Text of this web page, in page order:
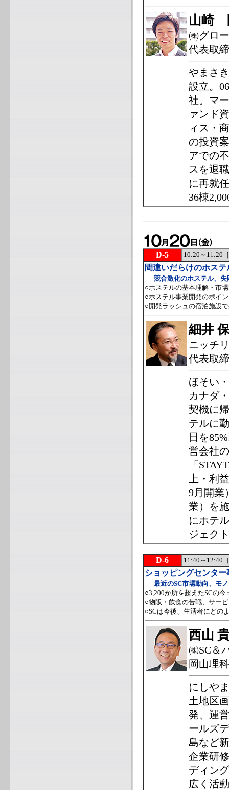
山崎
㈱グロ
代表取
やまさ
設立。
社。マ
ァンド
ィス・
の投資
アでの
スを退
に再就
36棟
D-5 10:20～11:20
間違いだらけのホステ
──競合激化のホステル、失
○ホステルの基本理解・市
○ホステル事業開発のポイ
○開発ラッシュの宿泊施設
細井
ニッチ
代表取
ほそい
カナダ
契機に
テルに
日を
営会社
「
上・利
9月開業
業）を
にホテ
ジェク
D-6 11:40～12:40
ショッピングセンタ
──最近のSC市場動向、モ
○3,200か所を超えたSCの今
○物販・飲食の苦戦、サー
○SCは今後、生活者にどの
西山
㈱SC＆
岡山理
にしや
土地区
発、運
ールズ
島など
企業研
ディン
広く活